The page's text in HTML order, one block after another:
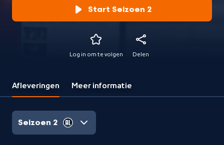
Start Seizoen 2
Log in om te volgen Delen
Afleveringen Meer informatie
Seizoen 2